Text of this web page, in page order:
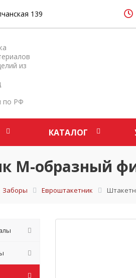
139
из
по РФ
КАТАЛОГ
М-образный
Заборы Евроштакетник